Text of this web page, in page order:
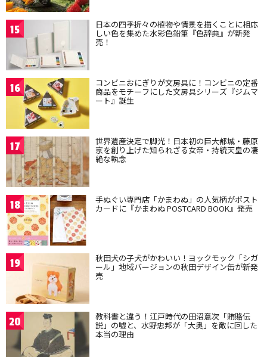
15 日本の四季折々の植物や情景を描くことに相応
しい色を集めた水彩色鉛筆『色辞典』が新発
売！
16 コンビニおにぎりが文房具に！コンビニの定番
商品をモチーフにした文房具シリーズ『ジムマ
ート』誕生
17 世界遺産決定で脚光！日本初の巨大都城・藤原
京を創り上げた知られざる女帝・持統天皇の凄
絶な執念
18 手ぬぐい専門店「かまわぬ」の人気柄がポスト
カードに『かまわぬ POSTCARD BOOK』発売
19 秋田犬の子犬がかわいい！ヨックモック「シガ
ール」地域バージョンの秋田デザイン缶が新発
売
20 教科書と違う！江戸時代の田沼意次「賄賂伝
説」の嘘と、水野忠邦が「大奥」を敵に回した
本当の理由